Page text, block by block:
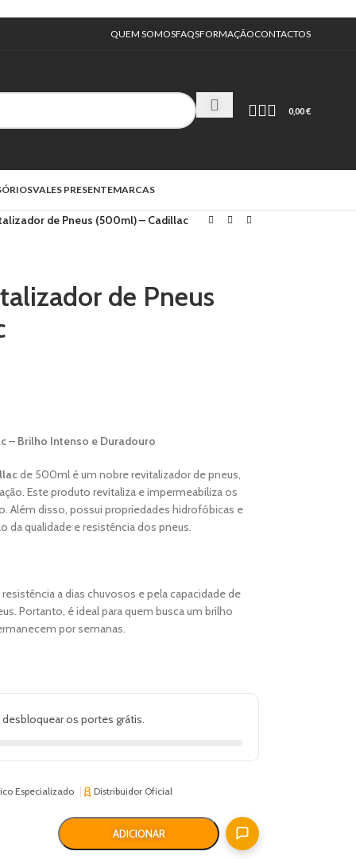
QUEM SOMOSFAQSFORMAÇÃOCONTACTOS
0,00€
VALES PRESENTEMARCAS
de Pneus (500ml) – Cadillac
de Pneus
– Brilho Intenso e Duradouro
de 500ml é um nobre revitalizador de pneus,
Este produto revitaliza e impermeabiliza os
Além disso, possui propriedades hidrofóbicas e
da qualidade e resistência dos pneus.
a dias chuvosos e pela capacidade de
Portanto, é ideal para quem busca um brilho
por semanas.
desbloquear os portes grátis.
Especializado Distribuidor Oficial
ADICIONAR